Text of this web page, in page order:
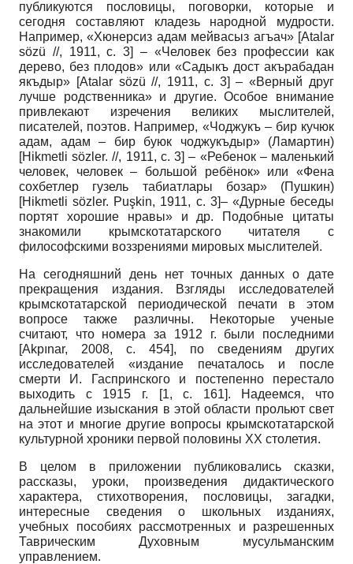
публикуются пословицы, поговорки, которые и
сегодня составляют кладезь народной мудрости.
Например, «Хюнерсиз адам мейвасыз агъач» [Atalar
sözü //, 1911, с. 3]
– «Человек без профессии как
дерево, без плодов» или «Садыкъ дост акърабадан
якъдыр» [Atalar sözü //, 1911, с. 3] – «Верный друг
лучше родственника» и другие. Особое внимание
привлекают изречения великих мыслителей,
писателей, поэтов. Например, «Чоджукъ – бир кучюк
адам, адам – бир буюк чоджукъдыр» (Ламартин)
[Hikmetli sözler. //, 1911, с. 3] – «Ребенок – маленький
человек, человек – большой ребёнок» или «Фена
сохбетлер гузель табиатлары бозар» (Пушкин)
[Hikmetli sözler. Puşkin, 1911, c. 3]– «Дурные беседы
портят хорошие нравы» и др. Подобные цитаты
знакомили крымскотатарского читателя с
философскими воззрениями мировых мыслителей.
На сегодняшний день нет точных данных о дате
прекращения издания. Взгляды исследователей
крымскотатарской периодической печати в этом
вопросе также различны. Некоторые ученые
считают, что номера за 1912 г. были последними
[Akpınar, 2008, с. 454], по сведениям других
исследователей «издание печаталось и после
смерти И. Гаспринского и постепенно перестало
выходить с 1915 г. [1, с. 161]. Надеемся, что
дальнейшие изыскания в этой области прольют свет
на этот и многие другие вопросы крымскотатарской
культурной хроники первой половины ХХ столетия.
В целом в приложении публиковались сказки,
рассказы, уроки, произведения дидактического
характера, стихотворения, пословицы, загадки,
интересные сведения о школьных изданиях,
учебных пособиях рассмотренных и разрешенных
Таврическим Духовным мусульманским
управлением.